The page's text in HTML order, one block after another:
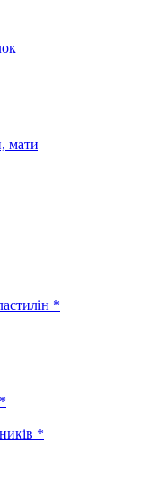
мати
*
*